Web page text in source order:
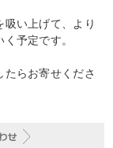
い上げて、より
予定です。
らお寄せくださ